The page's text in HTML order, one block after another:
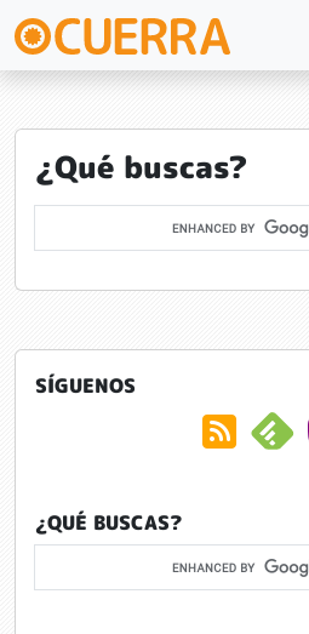
¿Qué buscas?
SÍGUENOS
¿QUÉ BUSCAS?